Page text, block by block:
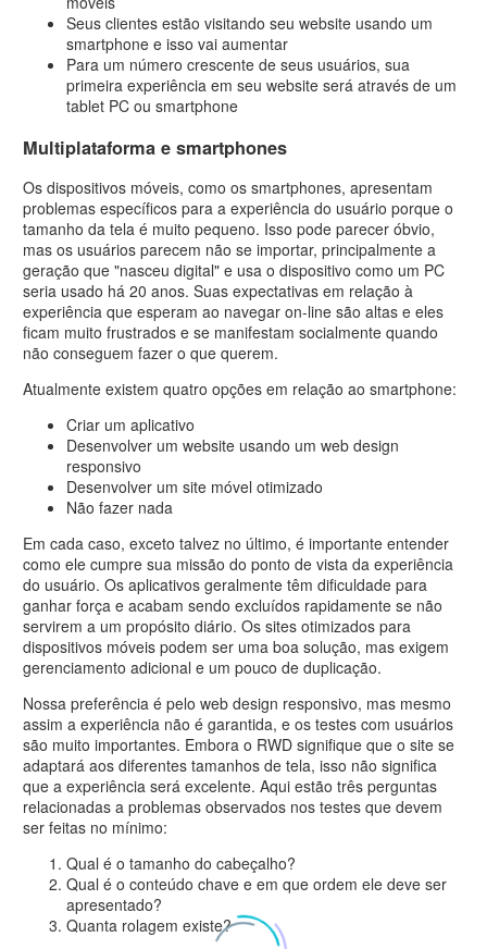
Seus clientes estão visitando seu website usando um
smartphone e isso vai aumentar
Para um número crescente de seus usuários, sua
primeira experiência em seu website será através de um
tablet PC ou smartphone
Multiplataforma e smartphones
Os dispositivos móveis, como os smartphones, apresentam
problemas específicos para a experiência do usuário porque o
tamanho da tela é muito pequeno. Isso pode parecer óbvio,
mas os usuários parecem não se importar, principalmente a
geração que "nasceu digital" e usa o dispositivo como um PC
seria usado há 20 anos. Suas expectativas em relação à
experiência que esperam ao navegar on-line são altas e eles
ficam muito frustrados e se manifestam socialmente quando
não conseguem fazer o que querem.
Atualmente existem quatro opções em relação ao smartphone:
Criar um aplicativo
Desenvolver um website usando um web design
responsivo
Desenvolver um site móvel otimizado
Não fazer nada
Em cada caso, exceto talvez no último, é importante entender
como ele cumpre sua missão do ponto de vista da experiência
do usuário. Os aplicativos geralmente têm dificuldade para
ganhar força e acabam sendo excluídos rapidamente se não
servirem a um propósito diário. Os sites otimizados para
dispositivos móveis podem ser uma boa solução, mas exigem
gerenciamento adicional e um pouco de duplicação.
Nossa preferência é pelo web design responsivo, mas mesmo
assim a experiência não é garantida, e os testes com usuários
são muito importantes. Embora o RWD signifique que o site se
adaptará aos diferentes tamanhos de tela, isso não significa
que a experiência será excelente. Aqui estão três perguntas
relacionadas a problemas observados nos testes que devem
ser feitas no mínimo:
Qual é o tamanho do cabeçalho?
Qual é o conteúdo chave e em que ordem ele deve ser
apresentado?
Quanta rolagem existe?